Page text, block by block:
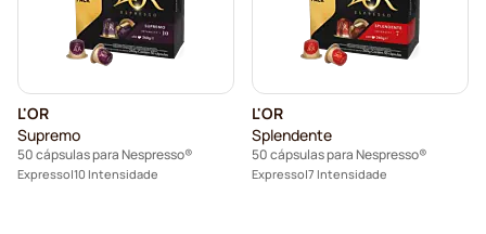
L'OR
Supremo
50 cápsulas para Nespresso®
Expresso 10 Intensidade
L'OR
Splendente
50 cápsulas para Nespresso®
Expresso 7 Intensidade